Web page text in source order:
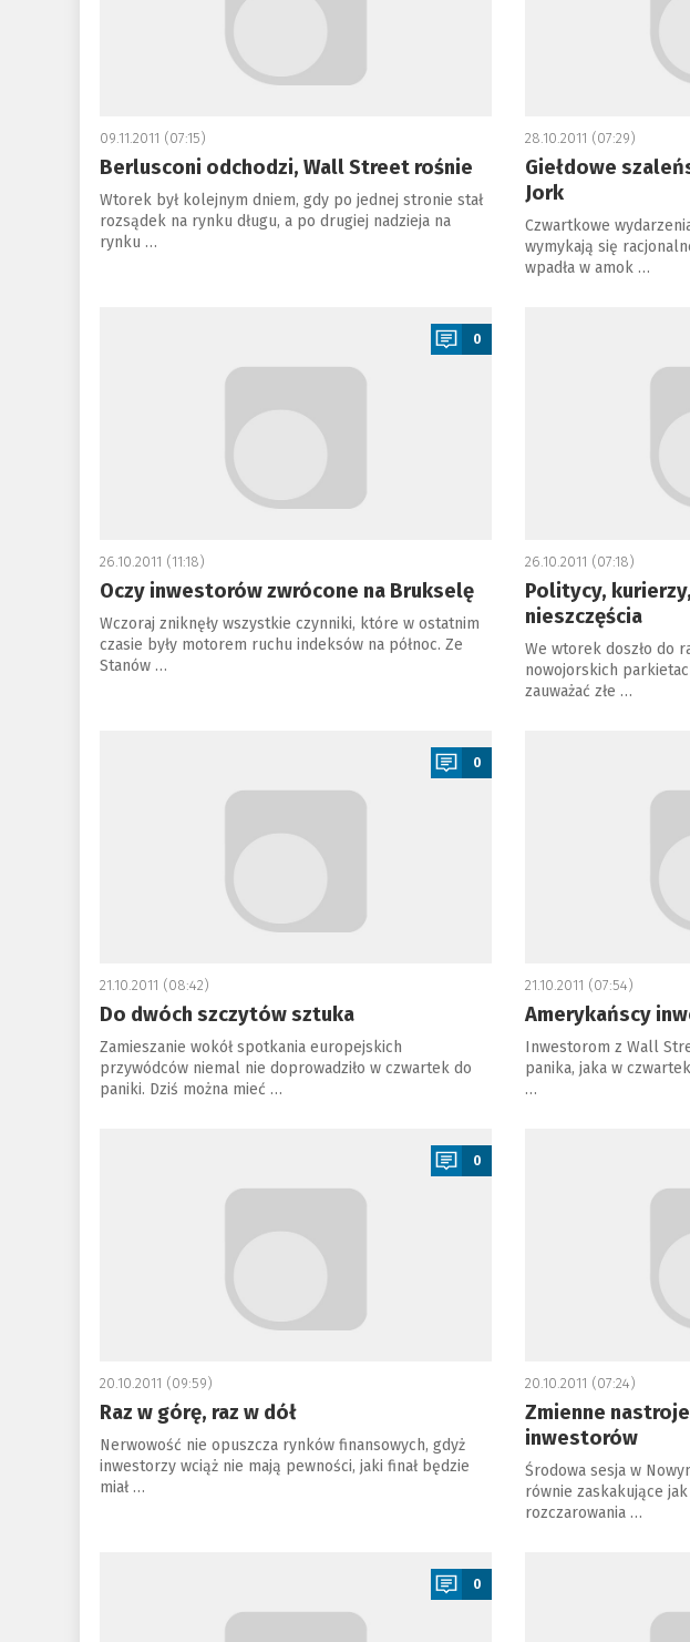
09.11.2011 (07:15)
Berlusconi odchodzi, Wall Street rośnie
Wtorek był kolejnym dniem, gdy po jednej stronie stał
rozsądek na rynku długu, a po drugiej nadzieja na
rynku …
28.10.2011 (07:29)
Giełdowe
Jork
Czwartkowe
wymykają się
wpadła w amok …
0
26.10.2011 (11:18)
Oczy inwestorów zwrócone na Brukselę
Wczoraj zniknęły wszystkie czynniki, które w ostatnim
czasie były motorem ruchu indeksów na północ. Ze
Stanów …
26.10.2011 (07:18)
Politycy,
nieszczęścia
We wtorek doszło do
nowojorskich
zauważać złe …
0
21.10.2011 (08:42)
Do dwóch szczytów sztuka
Zamieszanie wokół spotkania europejskich
przywódców niemal nie doprowadziło w czwartek do
paniki. Dziś można mieć …
21.10.2011 (07:54)
Amerykańscy
Inwestorom z Wall
panika, jaka w
…
0
20.10.2011 (09:59)
Raz w górę, raz w dół
Nerwowość nie opuszcza rynków finansowych, gdyż
inwestorzy wciąż nie mają pewności, jaki finał będzie
miał …
20.10.2011 (07:24)
Zmienne
inwestorów
Środowa sesja w
równie zaskakujące
rozczarowania …
0